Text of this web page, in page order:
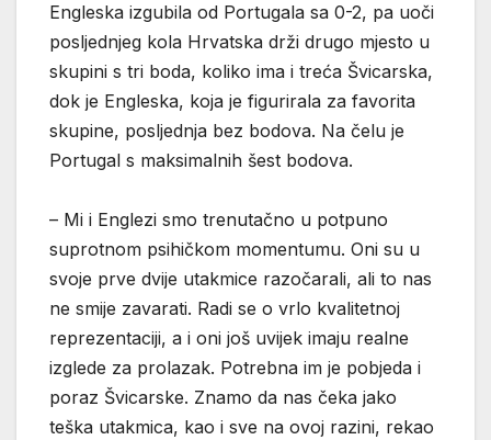
Engleska izgubila od Portugala sa 0-2, pa uoči
posljednjeg kola Hrvatska drži drugo mjesto u
skupini s tri boda, koliko ima i treća Švicarska,
dok je Engleska, koja je figurirala za favorita
skupine, posljednja bez bodova. Na čelu je
Portugal s maksimalnih šest bodova.
– Mi i Englezi smo trenutačno u potpuno
suprotnom psihičkom momentumu. Oni su u
svoje prve dvije utakmice razočarali, ali to nas
ne smije zavarati. Radi se o vrlo kvalitetnoj
reprezentaciji, a i oni još uvijek imaju realne
izglede za prolazak. Potrebna im je pobjeda i
poraz Švicarske. Znamo da nas čeka jako
teška utakmica, kao i sve na ovoj razini, rekao